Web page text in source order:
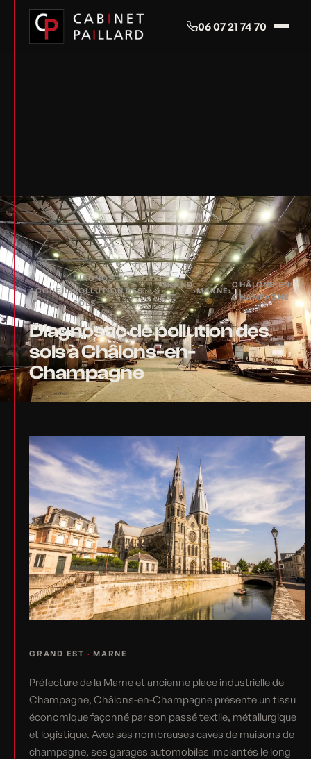
06 07 21 74 70
ACCUEIL›
DIAGNOSTIC
POLLUTION DES
SOLS
›
GRAND
EST
›MARNE›
CHÂLONS-EN-
CHAMPAGNE
Diagnostic de pollution des
sols à Châlons-en-
Champagne
GRAND EST ·MARNE
Préfecture de la Marne et ancienne place industrielle de
Champagne, Châlons-en-Champagne présente un tissu
économique façonné par son passé textile, métallurgique
et logistique. Avec ses nombreuses caves de maisons de
champagne, ses garages automobiles implantés le long
Panneau de gestion des cookies